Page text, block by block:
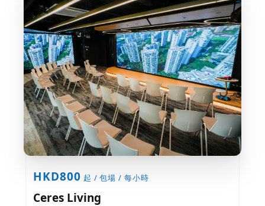
HKD800 起 / 包場 / 每小時
Ceres Living